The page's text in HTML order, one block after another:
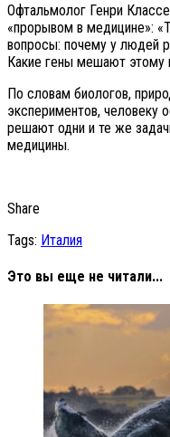
Офтальмолог Генри
«прорывом в медицине»:
вопросы: почему у людей
Какие гены мешают этому
По словам биологов,
экспериментов, человеку
решают одни и те же
медицины.
Share
Tags: Италия
Это вы еще не читали...